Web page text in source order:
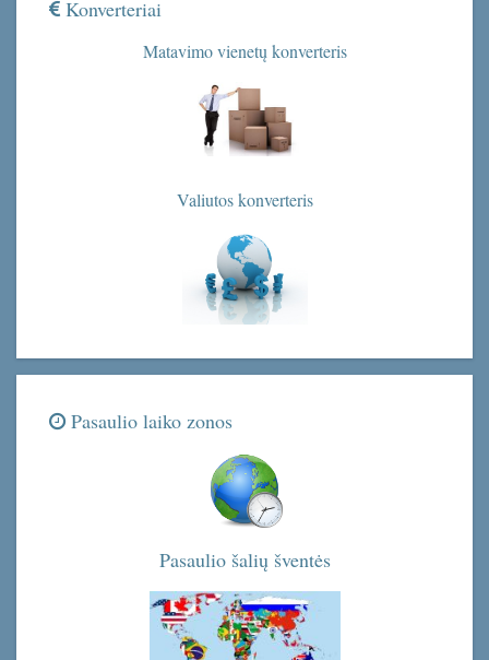
Konverteriai
Matavimo vienetų konverteris
Valiutos konverteris
Pasaulio laiko zonos
Pasaulio šalių šventės